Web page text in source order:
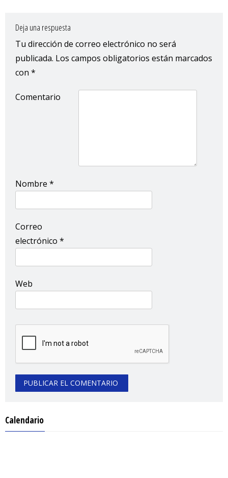
Deja una respuesta
Tu dirección de correo electrónico no será
publicada. Los campos obligatorios están marcados
con *
Comentario
Nombre *
Correo
electrónico *
Web
Calendario